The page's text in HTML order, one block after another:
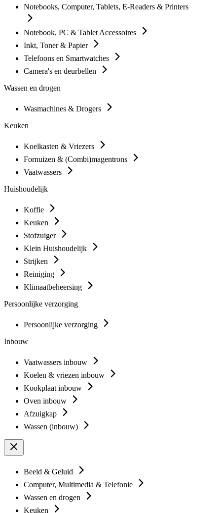
Notebooks, Computer, Tablets, E-Readers & Printers
Notebook, PC & Tablet Accessoires
Inkt, Toner & Papier
Telefoons en Smartwatches
Camera's en deurbellen
Wassen en drogen
Wasmachines & Drogers
Keuken
Koelkasten & Vriezers
Fornuizen & (Combi)magentrons
Vaatwassers
Huishoudelijk
Koffie
Keuken
Stofzuiger
Klein Huishoudelijk
Strijken
Reiniging
Klimaatbeheersing
Persoonlijke verzorging
Persoonlijke verzorging
Inbouw
Vaatwassers inbouw
Koelen & vriezen inbouw
Kookplaat inbouw
Oven inbouw
Afzuigkap
Wassen (inbouw)
Beeld & Geluid
Computer, Multimedia & Telefonie
Wassen en drogen
Keuken